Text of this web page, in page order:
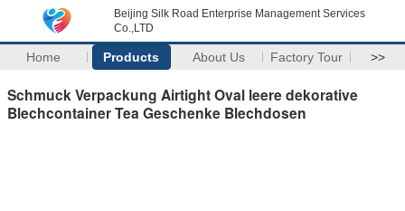
Beijing Silk Road Enterprise Management Services
Co.,LTD
Home Products About Us Factory Tour >>
Schmuck Verpackung Airtight Oval leere dekorative
Blechcontainer Tea Geschenke Blechdosen